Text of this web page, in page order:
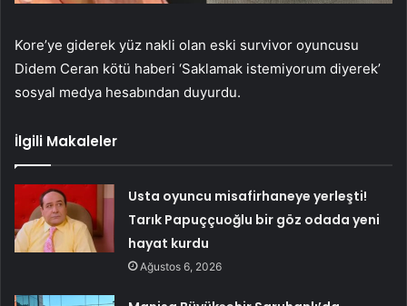
Kore’ye giderek yüz nakli olan eski survivor oyuncusu
Didem Ceran kötü haberi ‘Saklamak istemiyorum diyerek’
sosyal medya hesabından duyurdu.
İlgili Makaleler
Usta oyuncu misafirhaneye yerleşti!
Tarık Papuççuoğlu bir göz odada yeni
hayat kurdu
Ağustos 6, 2026